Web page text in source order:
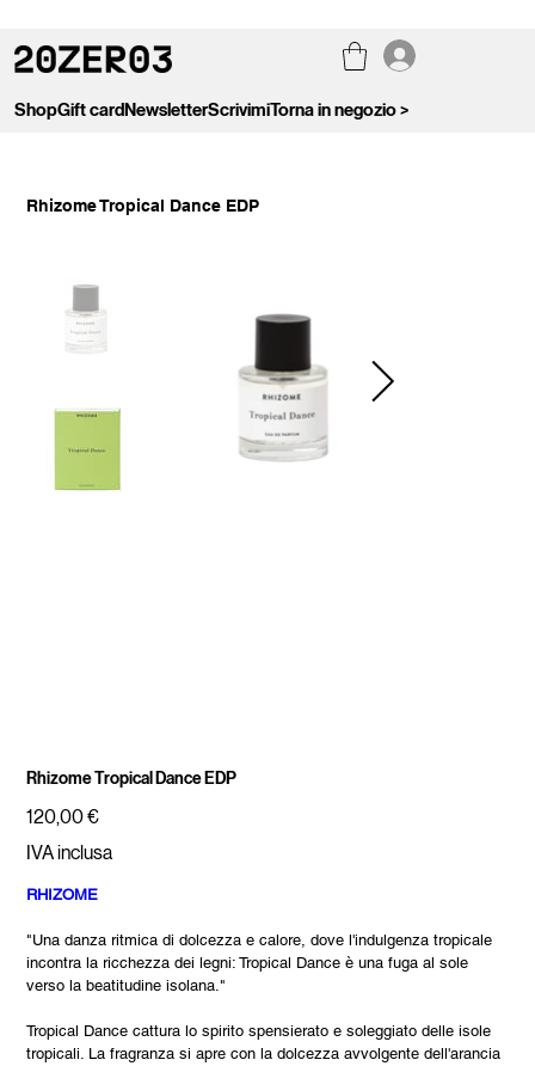
ShopGift cardNewsletterScrivimiTorna in negozio >
Rhizome Tropical Dance EDP
Rhizome Tropical Dance EDP
Prezzo
120,00 €
IVA inclusa
RHIZOME
"Una danza ritmica di dolcezza e calore, dove l'indulgenza tropicale
incontra la ricchezza dei legni: Tropical Dance è una fuga al sole
verso la beatitudine isolana."
Tropical Dance cattura lo spirito spensierato e soleggiato delle isole
tropicali. La fragranza si apre con la dolcezza avvolgente dell'arancia